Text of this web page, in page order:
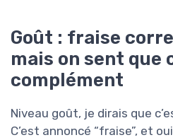
Goût : fraise
mais on sent que
complément
Niveau goût, je dirais que
C’est annoncé “fraise”, et